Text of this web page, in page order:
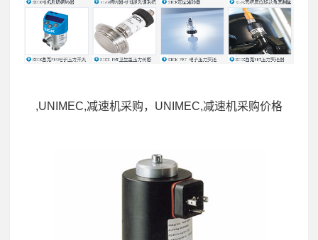
,UNIMEC,减速机采购，UNIMEC,减速机采购价格